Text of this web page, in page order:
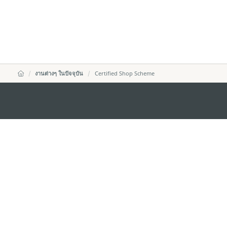
งานต่างๆ ในปัจจุบัน Certified Shop Scheme